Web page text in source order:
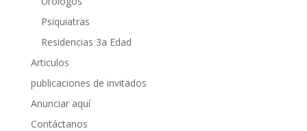
Psiquiatras
Residencias 3a Edad
Articulos
publicaciones de invitados
Anunciar aquí
Contáctanos